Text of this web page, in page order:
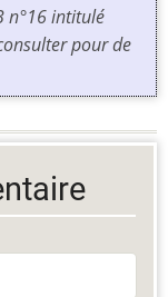
n°16 intitulé
pour de